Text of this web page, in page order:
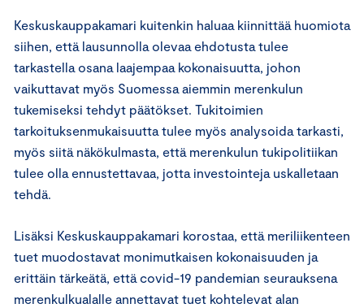
Keskuskauppakamari kuitenkin haluaa kiinnittää huomiota
siihen, että lausunnolla olevaa ehdotusta tulee
tarkastella osana laajempaa kokonaisuutta, johon
vaikuttavat myös Suomessa aiemmin merenkulun
tukemiseksi tehdyt päätökset. Tukitoimien
tarkoituksenmukaisuutta tulee myös analysoida tarkasti,
myös siitä näkökulmasta, että merenkulun tukipolitiikan
tulee olla ennustettavaa, jotta investointeja uskalletaan
tehdä.
Lisäksi Keskuskauppakamari korostaa, että meriliikenteen
tuet muodostavat monimutkaisen kokonaisuuden ja
erittäin tärkeätä, että covid-19 pandemian seurauksena
merenkulkualalle annettavat tuet kohtelevat alan